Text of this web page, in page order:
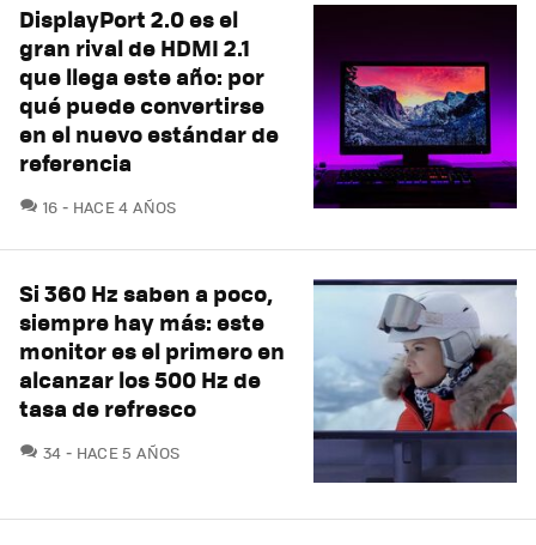
DisplayPort 2.0 es el
gran rival de HDMI 2.1
que llega este año: por
qué puede convertirse
en el nuevo estándar de
referencia
16 COMENTARIOS
HACE 4 AÑOS
Si 360 Hz saben a poco,
siempre hay más: este
monitor es el primero en
alcanzar los 500 Hz de
tasa de refresco
34 COMENTARIOS
HACE 5 AÑOS